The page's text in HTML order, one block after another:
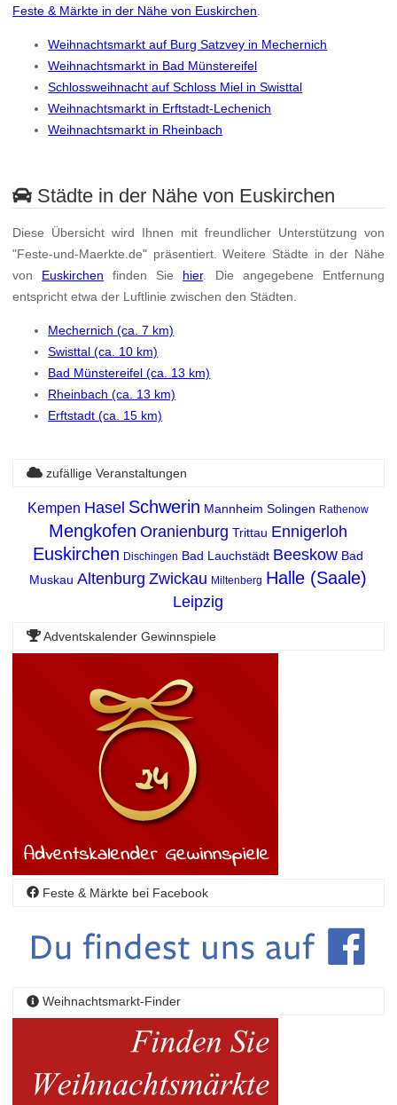
Feste & Märkte in der Nähe von Euskirchen
Weihnachtsmarkt auf Burg Satzvey in Mechernich
Weihnachtsmarkt in Bad Münstereifel
Schlossweihnacht auf Schloss Miel in Swisttal
Weihnachtsmarkt in Erftstadt-Lechenich
Weihnachtsmarkt in Rheinbach
Städte in der Nähe von Euskirchen
Diese Übersicht wird Ihnen mit freundlicher Unterstützung von
"Feste-und-Maerkte.de" präsentiert. Weitere Städte in der Nähe
von Euskirchen finden Sie hier. Die angegebene Entfernung
entspricht etwa der Luftlinie zwischen den Städten.
Mechernich (ca. 7 km)
Swisttal (ca. 10 km)
Bad Münstereifel (ca. 13 km)
Rheinbach (ca. 13 km)
Erftstadt (ca. 15 km)
zufällige Veranstaltungen
Kempen Hasel Schwerin Mannheim Solingen Rathenow
Mengkofen Oranienburg Trittau Ennigerloh
Euskirchen Dischingen Bad Lauchstädt Beeskow Bad
Muskau Altenburg Zwickau Miltenberg Halle (Saale)
Leipzig
Adventskalender Gewinnspiele
Feste & Märkte bei Facebook
Weihnachtsmarkt-Finder